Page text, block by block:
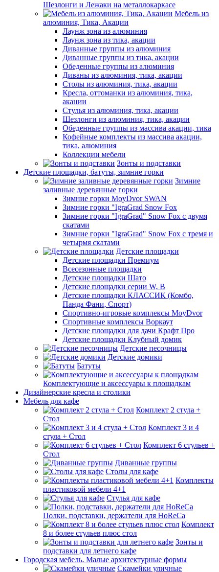
Шезлонги и Лежаки на металлокаркасе
Мебель из
алюминия, Тика, Акации
Лаунж зона из алюминия
Лаунж зона из тика, акации
Диванные группы из алюминия
Диванные группы из тика, акации
Обеденные группы из алюминия
Диваны из алюминия, тика, акации
Столы из алюминия, тика, акации
Кресла, оттоманки из алюминия, тика,
акации
Стулья из алюминия, тика, акации
Шезлонги из алюминия, тика, акации
Обеденные группы из массива акации, тика
Кофейные комплекты из массива акации,
тика, алюминия
Коллекции мебели
Зонты и подставки
Детские площадки, батуты, зимние горки
Зимние
заливные деревянные горки
Зимние горки MoyDvor SWAN
Зимние горки "IgraGrad Snow Fox
Зимние горки "IgraGrad" Snow Fox с двумя
скатами
Зимние горки "IgraGrad" Snow Fox с тремя и
четырмя скатами
Детские площадки
Детские площадки Премиум
Всесезонные площадки
Детские площадки Шато
Детские площадки серии W, В
Детские площадки КЛАССИК (Комбо,
Панда Фани, Спорт)
Спортивно-игровые комплексы MoyDvor
Спортивные комплексы Воркаут
Детские площадки для дачи Крафт Про
Детские площадки Клубный домик
Детские песочницы
Детские домики
Батуты
Комплектующие и аксессуары к площадкам
Дизайнерские кресла и столики
Мебель для кафе
Комплект 2 стула +
Стол
Комплект 3 и 4
стула + Стол
Комплект 6 стульев +
Стол
Диванные группы
Столы для кафе
Комплекты
пластиковой мебели 4+1
Стулья для кафе
Полки, подставки, держатели для HoReCa
Комплект
8 и более стульев плюс стол
Зонты и
подставки для летнего кафе
Городская мебель. Малые архитектурные формы
Скамейки уличные